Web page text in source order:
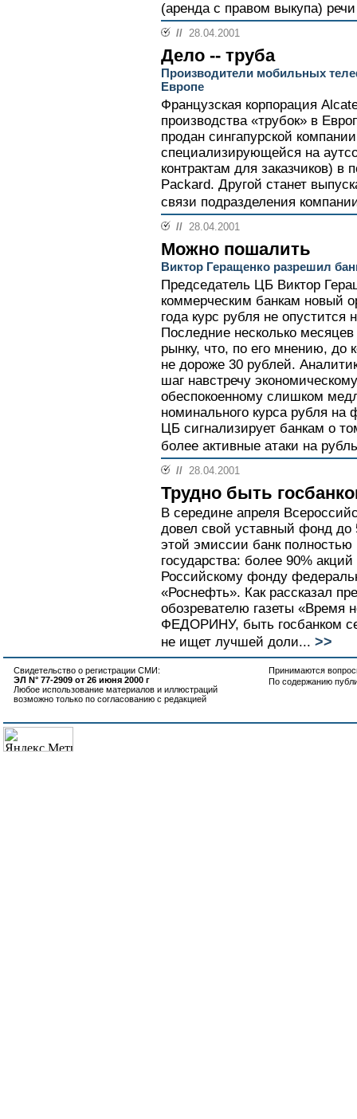
(аренда с правом выкупа)
// 28.04.2001
Дело -- труба
Производители мобильных
Европе
Французская корпорация
производства «трубок» в
продан сингапурской
специализирующейся на
контрактам для заказчиков)
Packard. Другой станет
связи подразделения
// 28.04.2001
Можно пошалить
Виктор Геращенко разрешил
Председатель ЦБ Виктор
коммерческим банкам новый
года курс рубля не
Последние несколько
рынку, что, по его мнению, до
не дороже 30 рублей.
шаг навстречу
обеспокоенному слишком
номинального курса рубля
ЦБ сигнализирует банкам о
более активные атаки на
// 28.04.2001
Трудно быть
В середине апреля
довел свой уставный фонд до
этой эмиссии банк полностью
государства: более 90%
Российскому фонду
«Роснефть». Как рассказал
обозревателю газеты «Время
ФЕДОРИНУ, быть госбанком
не ищет лучшей доли... >>
Свидетельство о регистрации СМИ:
ЭЛ N° 77-2909 от 26 июня 2000 г
Любое использование материалов и иллюстраций
возможно только по согласованию с редакцией
Принимаются
По содержанию